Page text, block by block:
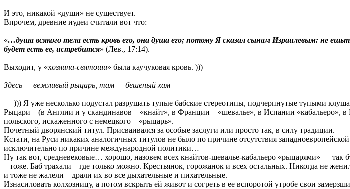
И это, никакой «души» не существует.
Впрочем, древние иудеи считали вот что:
«…душа всякого тела есть кровь его, она душа его; потому Я сказал сынам Израилевым: не
будет есть ее, истребится» (Лев., 17:14).
Выходит, у «хозяина-святоши» была каучуковая кровь. )))
Здесь — вежливый рыцарь, там — бешеный хам
— ))) Я уже несколько подустал разрушать тупые бабские стереотипы, подчерпнутые тупыми
Рыцари – (в Англии и у скандинавов – «кнайт», в Франции – «шевалье», в Испании «кабальеро»,
польского, искаженного с немецкого – «рыцарь».
Почетный дворянский титул. Присваивался за особые заслуги или просто так, в силу традиции.
Кстати, на Руси никаких аналогичных титулов не было по причине отсутствия
исключительно по причине международной политики…
Ну так вот, средневековые… хорошо, назовем всех кнайтов-шевалье-кабальеро «рыцарями» — так
– тоже. Баб трахали – где только можно. Крестьянок, горожанок и всех остальных. Никогда не
и тоже не жалели – драли их во все дыхательные и пихательные.
Изнасиловать колхозницу, а потом вскрыть ей живот и согреть в ее вспоротой утробе свои